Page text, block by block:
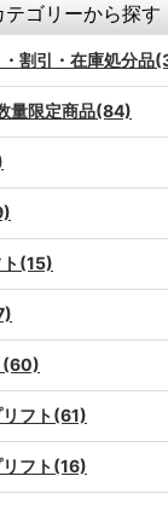
テゴリーから探す
割引・在庫処分品
量限定商品(84)
ト(15)
(60)
フト(61)
フト(16)